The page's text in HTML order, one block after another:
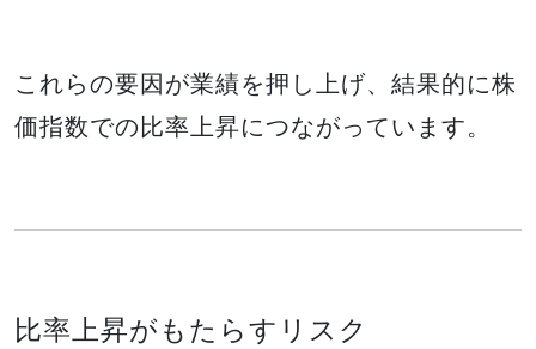
これらの要因が業績を押し上げ、結果的に株
価指数での比率上昇につながっています。
比率上昇がもたらすリスク